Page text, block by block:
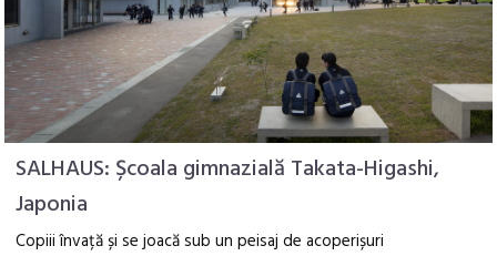
SALHAUS: Școala gimnazială Takata-Higashi,
Japonia
Copiii învață și se joacă sub un peisaj de acoperișuri